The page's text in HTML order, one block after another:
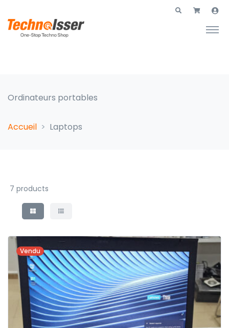
Ordinateurs portables
Accueil Laptops
7 products
Vendu